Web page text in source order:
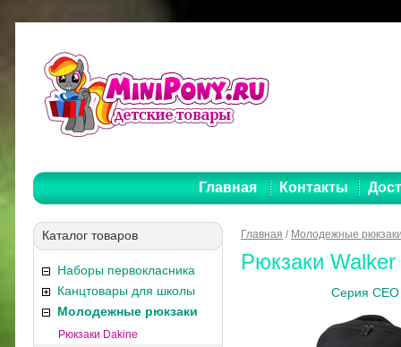
Главная Контакты
Каталог товаров
Наборы первокласника
Канцтовары для школы
Молодежные рюкзаки
Рюкзаки Dakine
Главная / Молодежные
Рюкзаки Walker
Серия CEO